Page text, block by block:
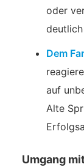
oder
Dem
auf
Alte
Umgang